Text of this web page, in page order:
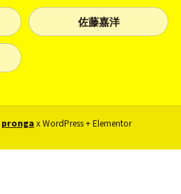
佐藤嘉洋
prongax WordPress + Elementor